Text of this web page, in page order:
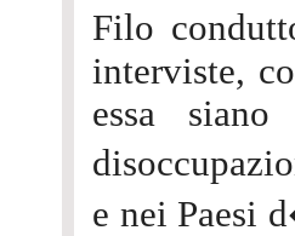
Filo
interviste,
essa
e nei Paesi